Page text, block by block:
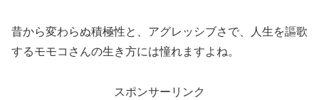
昔から変わらぬ積極性と、アグレッシブさで、人生を謳歌
するモモコさんの生き方には憧れますよね。
スポンサーリンク